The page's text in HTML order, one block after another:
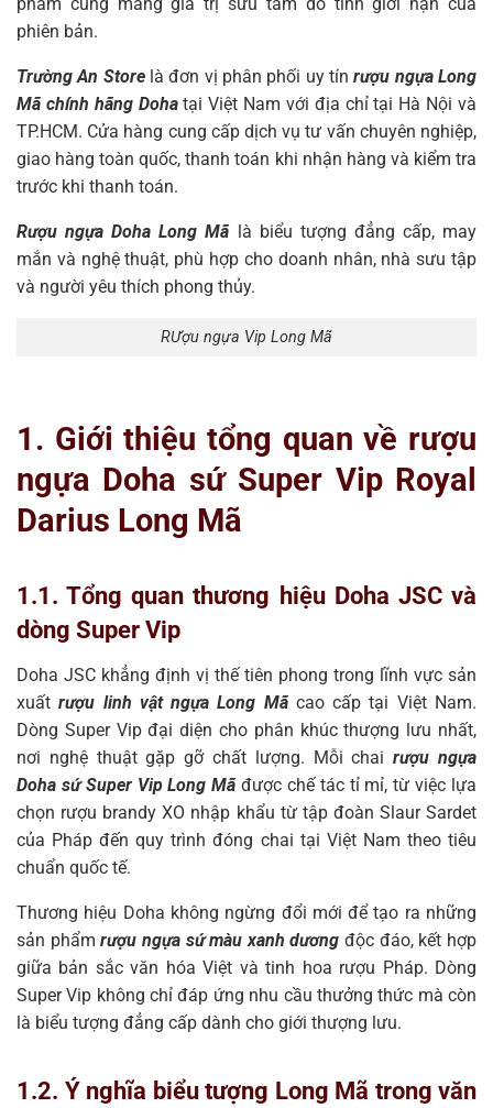
phiên bản.
Trường An Storelà đơn vị phân phối uy tínrượu ngựa Long
Mã chính hãng Dohatại Việt Nam với địa chỉ tại Hà Nội và
TP.HCM. Cửa hàng cung cấp dịch vụ tư vấn chuyên nghiệp,
giao hàng toàn quốc, thanh toán khi nhận hàng và kiểm tra
trước khi thanh toán.
Rượu ngựa Doha Long Mã là biểu tượng đẳng cấp, may
mắn và nghệ thuật, phù hợp cho doanh nhân, nhà sưu tập
và người yêu thích phong thủy.
RƯợu ngựa Vip Long Mã
1. Giới thiệu tổng quan về rượu
ngựa Doha sứ Super Vip Royal
Darius Long Mã
1.1. Tổng quan thương hiệu Doha JSC và
dòng Super Vip
Doha JSC khẳng định vị thế tiên phong trong lĩnh vực sản
xuấtrượu linh vật ngựa Long Mãcao cấp tại Việt Nam.
Dòng Super Vip đại diện cho phân khúc thượng lưu nhất,
nơi nghệ thuật gặp gỡ chất lượng. Mỗi chairượu ngựa
Doha sứ Super Vip Long Mã được chế tác tỉ mỉ, từ việc lựa
chọn rượu brandy XO nhập khẩu từ tập đoàn Slaur Sardet
của Pháp đến quy trình đóng chai tại Việt Nam theo tiêu
chuẩn quốc tế.
Thương hiệu Doha không ngừng đổi mới để tạo ra những
sản phẩmrượu ngựa sứ màu xanh dương độc đáo, kết hợp
giữa bản sắc văn hóa Việt và tinh hoa rượu Pháp. Dòng
Super Vip không chỉ đáp ứng nhu cầu thưởng thức mà còn
là biểu tượng đẳng cấp dành cho giới thượng lưu.
1.2. Ý nghĩa biểu tượng Long Mã trong văn